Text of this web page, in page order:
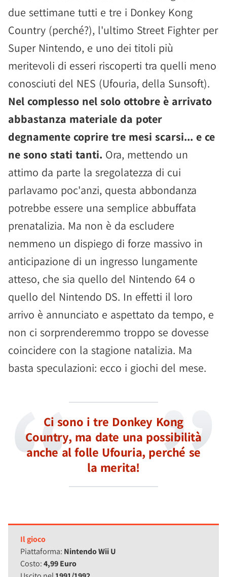
due settimane tutti e tre i Donkey Kong
Country (perché?), l'ultimo Street Fighter per
Super Nintendo, e uno dei titoli più
meritevoli di esseri riscoperti tra quelli meno
conosciuti del NES (Ufouria, della Sunsoft).
Nel complesso nel solo ottobre è arrivato
abbastanza materiale da poter
degnamente coprire tre mesi scarsi... e ce
ne sono stati tanti. Ora, mettendo un
attimo da parte la sregolatezza di cui
parlavamo poc'anzi, questa abbondanza
potrebbe essere una semplice abbuffata
prenatalizia. Ma non è da escludere
nemmeno un dispiego di forze massivo in
anticipazione di un ingresso lungamente
atteso, che sia quello del Nintendo 64 o
quello del Nintendo DS. In effetti il loro
arrivo è annunciato e aspettato da tempo, e
non ci sorprenderemmo troppo se dovesse
coincidere con la stagione natalizia. Ma
basta speculazioni: ecco i giochi del mese.
Ci sono i tre Donkey Kong
Country, ma date una possibilità
anche al folle Ufouria, perché se
la merita!
Il gioco
Piattaforma: Nintendo Wii U
Costo:4,99 Euro